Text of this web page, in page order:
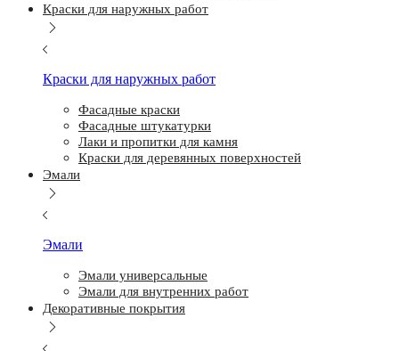
Краски для наружных работ
Краски для наружных работ
Фасадные краски
Фасадные штукатурки
Лаки и пропитки для камня
Краски для деревянных поверхностей
Эмали
Эмали
Эмали универсальные
Эмали для внутренних работ
Декоративные покрытия